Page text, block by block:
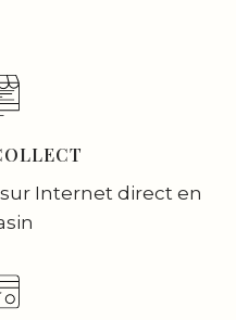
Internet direct en